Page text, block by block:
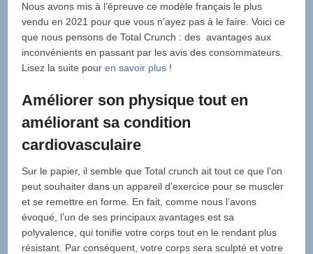
Nous avons mis à l’épreuve ce modèle français le plus
vendu en 2021 pour que vous n’ayez pas à le faire. Voici ce
que nous pensons de Total Crunch : des avantages aux
inconvénients en passant par les avis des consommateurs.
Lisez la suite pouren savoir plus !
Améliorer son physique tout en
améliorant sa condition
cardiovasculaire
Sur le papier, il semble que Total crunch ait tout ce que l’on
peut souhaiter dans un appareil d’exercice pour se muscler
et se remettre en forme. En fait, comme nous l’avons
évoqué, l’un de ses principaux avantages est sa
polyvalence, qui tonifie votre corps tout en le rendant plus
résistant. Par conséquent, votre corps sera sculpté et votre